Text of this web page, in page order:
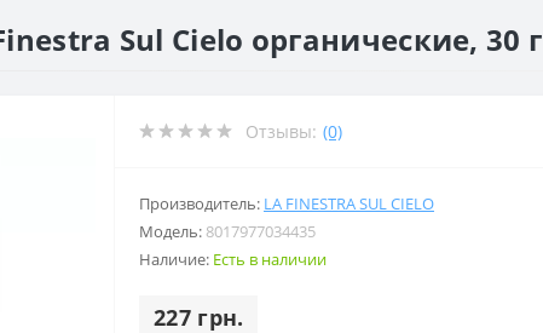
Sul Cielo органические, 30 г
Отзывы: (0)
Производитель: LA FINESTRA SUL CIELO
Модель: 8017977034435
Наличие: Есть в наличии
227 грн.